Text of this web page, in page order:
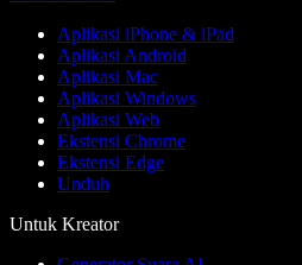
Aplikasi iPhone & iPad
Aplikasi Android
Aplikasi Mac
Aplikasi Windows
Aplikasi Web
Ekstensi Chrome
Ekstensi Edge
Unduh
Untuk Kreator